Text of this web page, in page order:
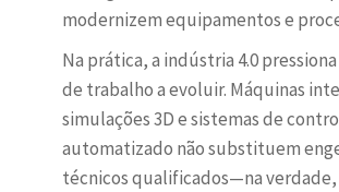
modernizem equipamentos e
Na prática, a indústria 4.0
de trabalho a evoluir. Máquinas
simulações 3D e sistemas de
automatizado não substituem
técnicos qualificados—na